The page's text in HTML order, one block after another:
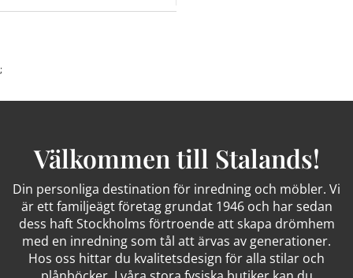
;
Välkommen till Stalands!
Din personliga destination för inredning och möbler. Vi
är ett familjeägt företag grundat 1946 och har sedan
dess haft Stockholms förtroende att skapa drömhem
med en inredning som tål att ärvas av generationer.
Hos oss hittar du kvalitetsdesign för alla stilar och